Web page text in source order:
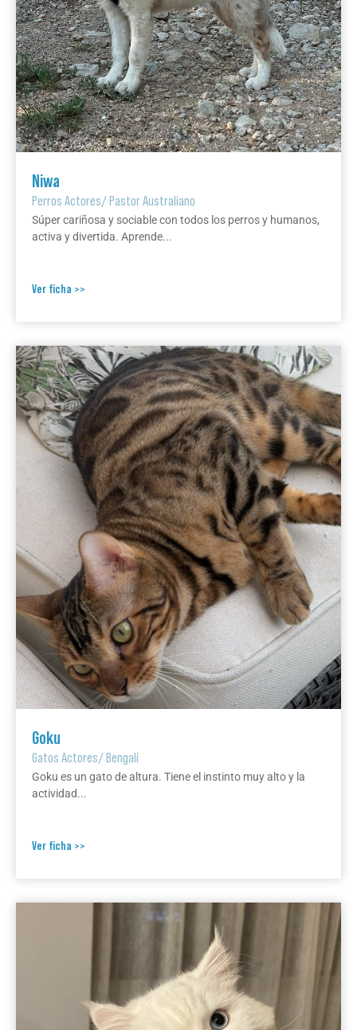
Niwa
Perros Actores/Pastor Australiano
Súper cariñosa y sociable con todos los perros y humanos,
activa y divertida. Aprende...
Ver ficha >>
Goku
Gatos Actores/Bengalí
Goku es un gato de altura. Tiene el instinto muy alto y la
actividad...
Ver ficha >>